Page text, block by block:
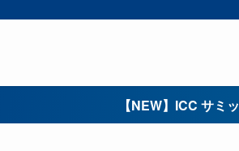
【NEW】ICC サミ